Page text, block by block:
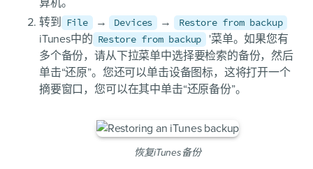
算机。
转到 File → Devices → Restore from backup
iTunes中的 Restore from backup
'菜单。如果您有
多个备份，请从下拉菜单中选择要检索的备份，然后
单击“还原”。您还可以单击设备图标，这将打开一个
摘要窗口，您可以在其中单击“还原备份”。
恢复iTunes备份